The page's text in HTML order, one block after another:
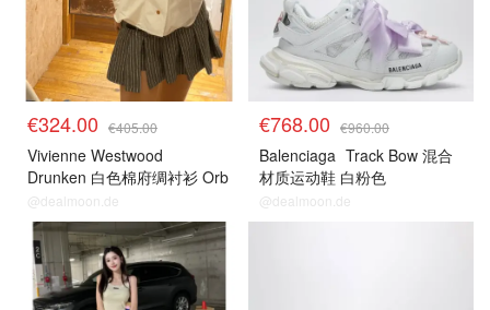
€324.00 €405.00
Vivienne Westwood
Drunken 白色棉府绸衬衫 Orb
刺绣
@dealmoon.de
€768.00 €960.00
Balenciaga Track Bow 混合
材质运动鞋 白粉色
@dealmoon.de
8折区